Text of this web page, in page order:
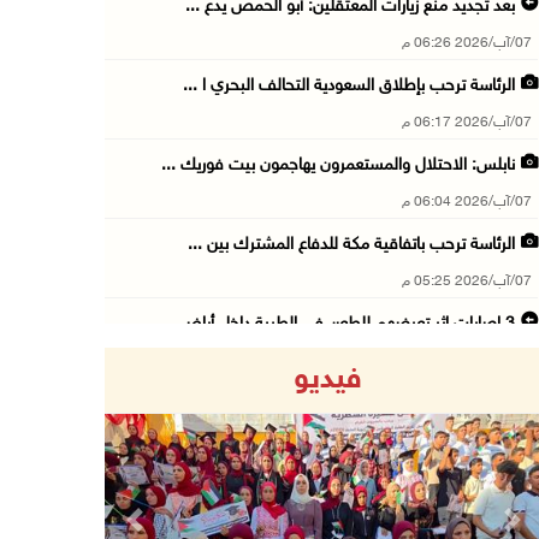
بعد تجديد منع زيارات المعتقلين: أبو الحمص يدع ...
07/آب/2026 06:26 م
الرئاسة ترحب بإطلاق السعودية التحالف البحري ا ...
07/آب/2026 06:17 م
نابلس: الاحتلال والمستعمرون يهاجمون بيت فوريك ...
07/آب/2026 06:04 م
الرئاسة ترحب باتفاقية مكة للدفاع المشترك بين ...
07/آب/2026 05:25 م
3 إصابات إثر تعرضهم للطعن في الطيبة داخل أراض ...
07/آب/2026 03:31 م
السعودية وتركيا وباكستان توقع اتفاقية مكة للد ...
07/آب/2026 02:38 م
فيديو
Previous Next